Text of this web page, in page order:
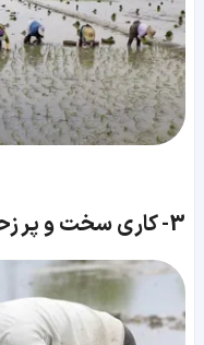
3- کاری سخت و پر